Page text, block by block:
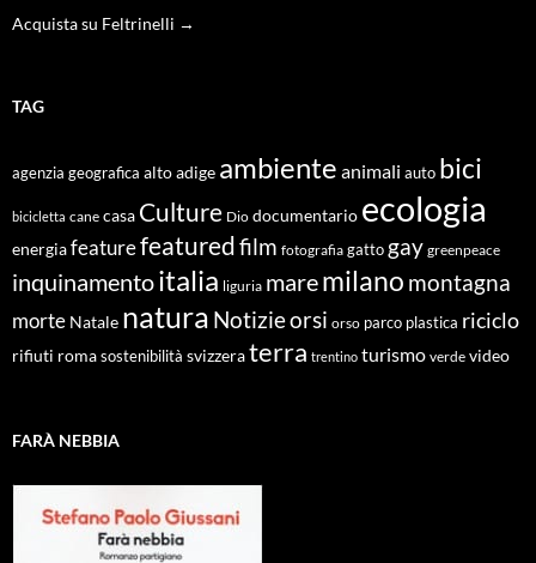
Acquista su Feltrinelli →
TAG
agenzia geografica alto adige ambiente animali auto bici
bicicletta cane casa Culture Dio documentario ecologia
energiafeaturefeaturedfilm fotografia gatto gay greenpeace
inquinamentoitalia liguria maremilano montagna
morte Natale natura Notizieorsi orso parco plastica riciclo
rifiuti roma sostenibilità svizzeraterra trentino turismo verde video
FARÀ NEBBIA